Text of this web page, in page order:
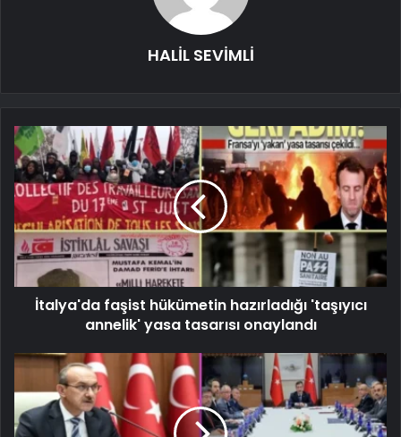
HALİL SEVİMLİ
İtalya'da faşist hükümetin hazırladığı 'taşıyıcı
annelik' yasa tasarısı onaylandı